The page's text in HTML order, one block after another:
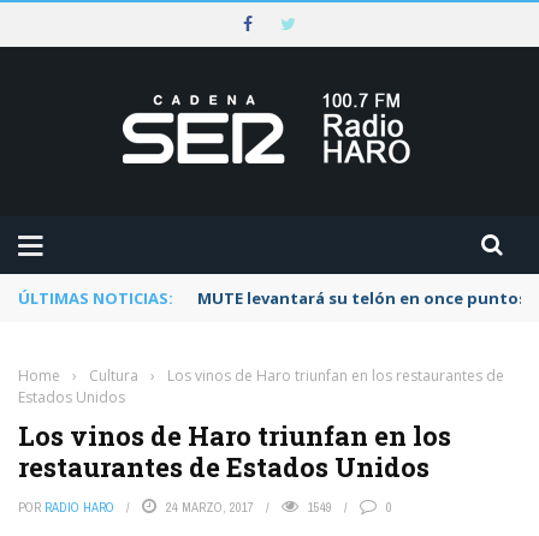
ÚLTIMAS NOTICIAS: MUTE levantará su telón en once puntos
Home › Cultura ›
Los vinos de Haro triunfan en los restaurantes de
Estados Unidos
Los vinos de Haro triunfan en los
restaurantes de Estados Unidos
POR RADIO HARO 24 MARZO, 2017 1549 0